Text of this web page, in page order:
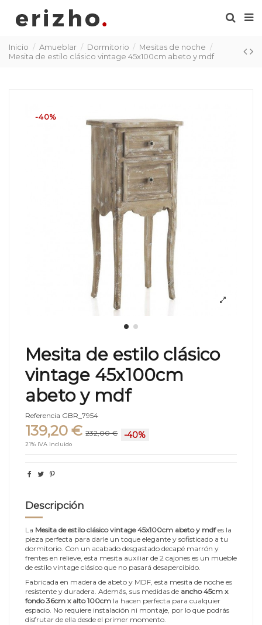
Inicio Amueblar Dormitorio
Mesitas de noche
Mesita de estilo clásico vintage 45x100cm abeto y mdf
-40%
Mesita de estilo clásico
vintage 45x100cm
abeto y mdf
Referencia GBR_7954
139,20 € 232,00 € -40%
21% IVA incluido
Descripción
La Mesita de estilo clásico vintage 45x100cm abeto y mdfes la
pieza perfecta para darle un toque elegante y sofisticado a tu
dormitorio. Con un acabado desgastado decapé marrón y
frentes en relieve, esta mesita auxiliar de 2 cajones es un mueble
de estilo vintage clásico que no pasará desapercibido.
Fabricada en madera de abeto y MDF, esta mesita de noche es
resistente y duradera. Además, sus medidas de ancho 45cm x
fondo 36cm x alto 100cm la hacen perfecta para cualquier
espacio. No requiere instalación ni montaje, por lo que podrás
disfrutar de ella desde el primer momento.